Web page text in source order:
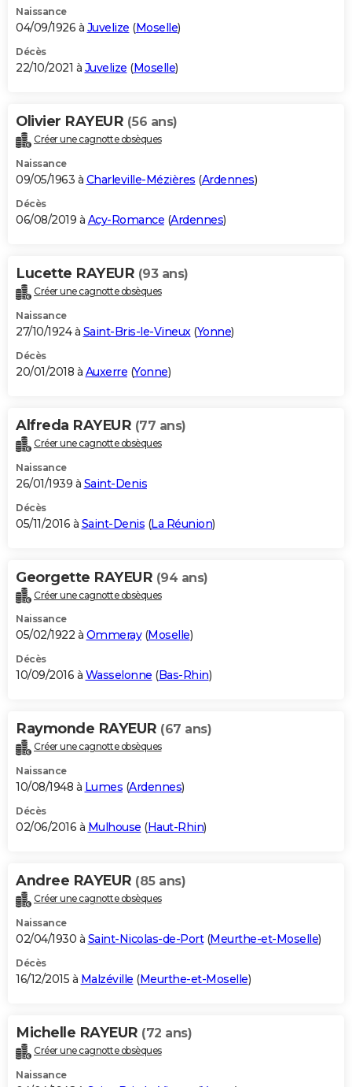
Naissance
04/09/1926 à Juvelize (Moselle)
Décès
22/10/2021 à Juvelize (Moselle)
Olivier RAYEUR (56 ans)
Créer une cagnotte obsèques
Naissance
09/05/1963 à Charleville-Mézières (Ardennes)
Décès
06/08/2019 à Acy-Romance (Ardennes)
Lucette RAYEUR (93 ans)
Créer une cagnotte obsèques
Naissance
27/10/1924 à Saint-Bris-le-Vineux(Yonne)
Décès
20/01/2018 à Auxerre (Yonne)
Alfreda RAYEUR (77 ans)
Créer une cagnotte obsèques
Naissance
26/01/1939 à Saint-Denis
Décès
05/11/2016 à Saint-Denis (La Réunion)
Georgette RAYEUR (94 ans)
Créer une cagnotte obsèques
Naissance
05/02/1922 à Ommeray(Moselle)
Décès
10/09/2016 à Wasselonne (Bas-Rhin)
Raymonde RAYEUR (67 ans)
Créer une cagnotte obsèques
Naissance
10/08/1948 à Lumes (Ardennes)
Décès
02/06/2016 à Mulhouse (Haut-Rhin)
Andree RAYEUR (85 ans)
Créer une cagnotte obsèques
Naissance
02/04/1930 à Saint-Nicolas-de-Port(Meurthe-et-Moselle)
Décès
16/12/2015 à Malzéville (Meurthe-et-Moselle)
Michelle RAYEUR (72 ans)
Créer une cagnotte obsèques
Naissance